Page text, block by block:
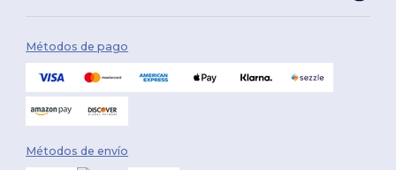
Métodos de pago
Métodos de envío